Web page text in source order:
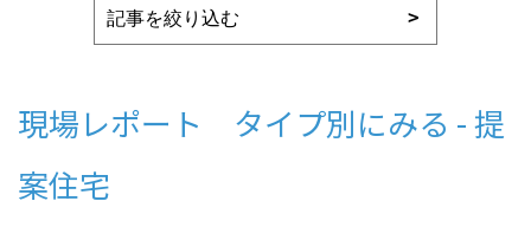
現場レポート タイプ別にみる - 提
案住宅